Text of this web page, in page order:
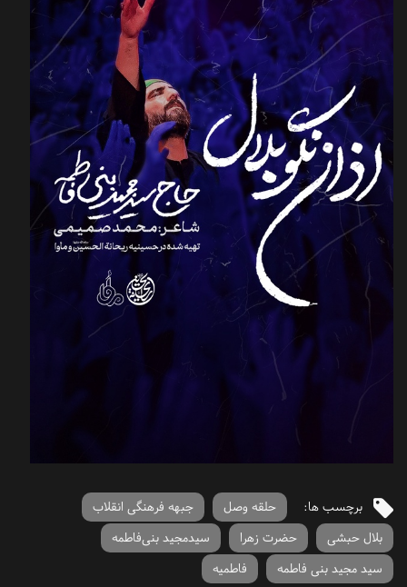
برچسب ها: حلقه وصل
جبهه فرهنگی انقلاب
بلال حبشی
حضرت زهرا
سیدمجید بنی‌فاطمه
سید مجید بنی فاطمه
فاطمیه